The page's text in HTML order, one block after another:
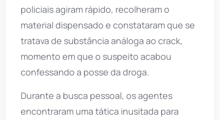
policiais agiram rápido, recolheram o
material dispensado e constataram que se
tratava de substância análoga ao crack,
momento em que o suspeito acabou
confessando a posse da droga.
Durante a busca pessoal, os agentes
encontraram uma tática inusitada para